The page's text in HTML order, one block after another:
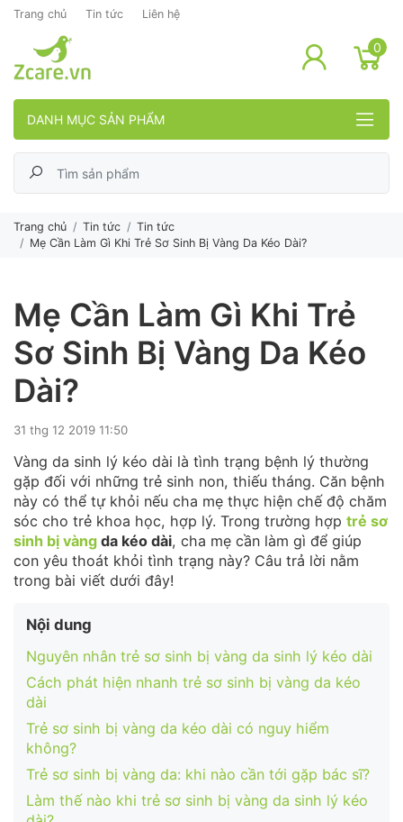
menu
Trang chủ Tin tức Liên hệ
0
DANH MỤC SẢN PHẨM
Trang chủ Tin tức
Tin tức
Mẹ Cần Làm Gì Khi Trẻ Sơ Sinh Bị Vàng Da Kéo Dài?
Mẹ Cần Làm Gì Khi Trẻ
Sơ Sinh Bị Vàng Da Kéo
Dài?
31 thg 12 2019 11:50
Vàng da sinh lý kéo dài là tình trạng bệnh lý thường
gặp đối với những trẻ sinh non, thiếu tháng. Căn bệnh
này có thể tự khỏi nếu cha mẹ thực hiện chế độ chăm
sóc cho trẻ khoa học, hợp lý. Trong trường hợp trẻ sơ
sinh bị vàng da kéo dài, cha mẹ cần làm gì để giúp
con yêu thoát khỏi tình trạng này? Câu trả lời nằm
trong bài viết dưới đây!
Nội dung
Nguyên nhân trẻ sơ sinh bị vàng da sinh lý kéo dài
Cách phát hiện nhanh trẻ sơ sinh bị vàng da kéo
dài
Trẻ sơ sinh bị vàng da kéo dài có nguy hiểm
không?
Trẻ sơ sinh bị vàng da: khi nào cần tới gặp bác sĩ?
Làm thế nào khi trẻ sơ sinh bị vàng da sinh lý kéo